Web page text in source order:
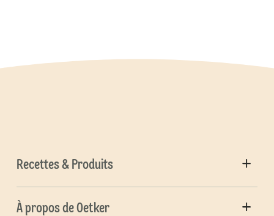
Recettes & Produits
À propos de Oetker